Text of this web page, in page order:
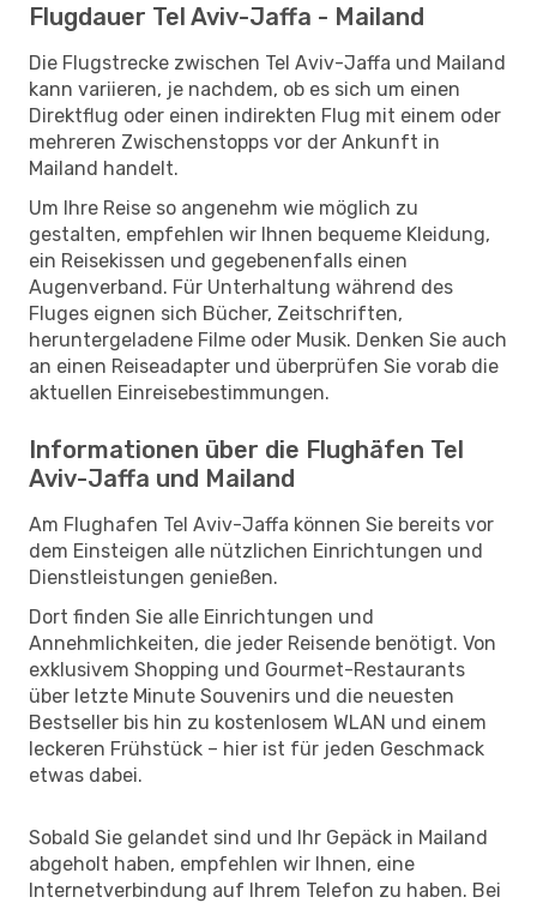
Flugdauer Tel Aviv-Jaffa - Mailand
Die Flugstrecke zwischen Tel Aviv-Jaffa und Mailand
kann variieren, je nachdem, ob es sich um einen
Direktflug oder einen indirekten Flug mit einem oder
mehreren Zwischenstopps vor der Ankunft in
Mailand handelt.
Um Ihre Reise so angenehm wie möglich zu
gestalten, empfehlen wir Ihnen bequeme Kleidung,
ein Reisekissen und gegebenenfalls einen
Augenverband. Für Unterhaltung während des
Fluges eignen sich Bücher, Zeitschriften,
heruntergeladene Filme oder Musik. Denken Sie auch
an einen Reiseadapter und überprüfen Sie vorab die
aktuellen Einreisebestimmungen.
Informationen über die Flughäfen Tel
Aviv-Jaffa und Mailand
Am Flughafen Tel Aviv-Jaffa können Sie bereits vor
dem Einsteigen alle nützlichen Einrichtungen und
Dienstleistungen genießen.
Dort finden Sie alle Einrichtungen und
Annehmlichkeiten, die jeder Reisende benötigt. Von
exklusivem Shopping und Gourmet-Restaurants
über letzte Minute Souvenirs und die neuesten
Bestseller bis hin zu kostenlosem WLAN und einem
leckeren Frühstück – hier ist für jeden Geschmack
etwas dabei.
Sobald Sie gelandet sind und Ihr Gepäck in Mailand
abgeholt haben, empfehlen wir Ihnen, eine
Internetverbindung auf Ihrem Telefon zu haben. Bei